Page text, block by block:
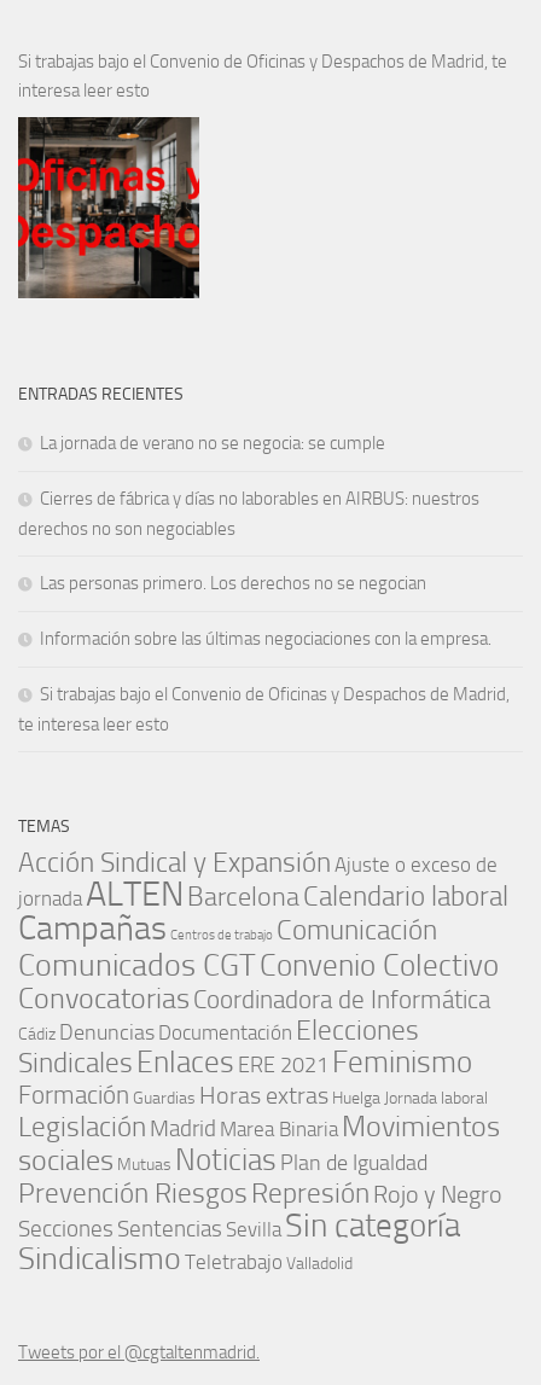
Si trabajas bajo el Convenio de Oficinas y Despachos de Madrid, te
interesa leer esto
ENTRADAS RECIENTES
La jornada de verano no se negocia: se cumple
Cierres de fábrica y días no laborables en AIRBUS: nuestros
derechos no son negociables
Las personas primero. Los derechos no se negocian
Información sobre las últimas negociaciones con la empresa.
Si trabajas bajo el Convenio de Oficinas y Despachos de Madrid,
te interesa leer esto
TEMAS
Acción Sindical y Expansión Ajuste o exceso de
jornada ALTEN BarcelonaCalendario laboral
Campañas Centros de trabajo Comunicación
Comunicados CGTConvenio Colectivo
Convocatorias Coordinadora de Informática
Cádiz Denuncias Documentación Elecciones
Sindicales Enlaces ERE 2021 Feminismo
Formación Guardias Horas extras Huelga Jornada laboral
Legislación Madrid Marea Binaria Movimientos
sociales Mutuas Noticias Plan de Igualdad
Prevención Riesgos Represión Rojo y Negro
Secciones Sentencias Sevilla Sin categoría
Sindicalismo Teletrabajo Valladolid
Tweets por el @cgtaltenmadrid.